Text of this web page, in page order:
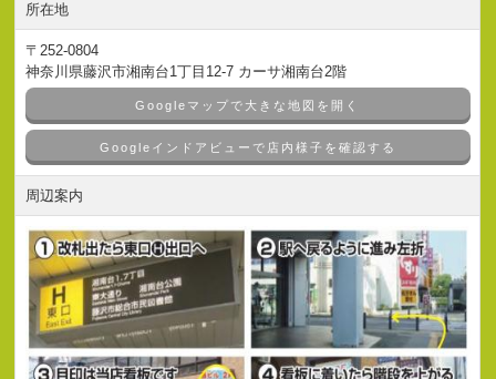
所在地
〒252-0804
神奈川県藤沢市湘南台1丁目12-7 カーサ湘南台2階
Googleマップで大きな地図を開く
Googleインドアビューで店内様子を確認する
周辺案内